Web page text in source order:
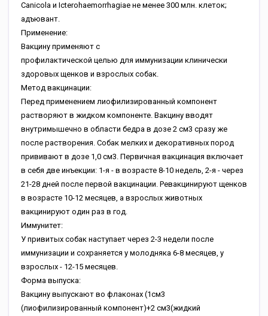
Canicola и Icterohaemorrhagiaе не менее 300 млн. клеток;
адъювант.
Применение:
Вакцину применяют с
профилактической целью для иммунизации клинически
здоровых щенков и взрослых собак.
Метод вакцинации:
Перед применением лиофилизированный компонент
растворяют в жидком компоненте. Вакцину вводят
внутримышечно в области бедра в дозе 2 см3 сразу же
после растворения. Собак мелких и декоративных пород
прививают в дозе 1,0 см3. Первичная вакцинация включает
в себя две инъекции: 1-я - в возрасте 8-10 недель, 2-я - через
21-28 дней после первой вакцинации. Ревакцинируют щенков
в возрасте 10-12 месяцев, а взрослых животных
вакцинируют один раз в год.
Иммунитет:
У привитых собак наступает через 2-3 недели после
иммунизации и сохраняется у молодняка 6-8 месяцев, у
взрослых - 12-15 месяцев.
Форма выпуска:
Вакцину выпускают во флаконах (1см3
(лиофилизированный компонент)+2 см3(жидкий